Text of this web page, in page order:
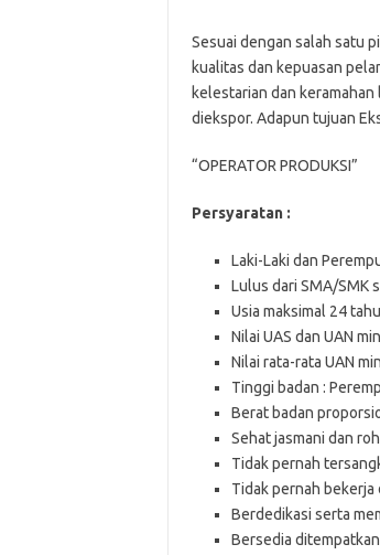
Sesuai dengan salah satu
kualitas dan kepuasan
kelestarian dan
diekspor. Adapun tujuan
“OPERATOR PRODUKSI”
Persyaratan :
Laki-Laki dan
Lulus dari SMA/SMK
Usia maksimal 24
Nilai UAS dan UAN
Nilai rata-rata UAN
Tinggi badan :
Berat badan
Sehat jasmani dan
Tidak pernah
Tidak pernah bekerja
Berdedikasi serta
Bersedia ditempatkan